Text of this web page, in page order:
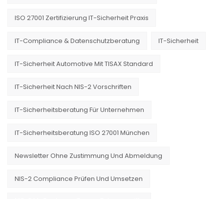
ISO 27001 Zertifizierung IT-Sicherheit Praxis
IT-Compliance & Datenschutzberatung IT-Sicherheit
IT-Sicherheit Automotive Mit TISAX Standard
IT-Sicherheit Nach NIS-2 Vorschriften
IT-Sicherheitsberatung Für Unternehmen
IT-Sicherheitsberatung ISO 27001 München
Newsletter Ohne Zustimmung Und Abmeldung
NIS-2 Compliance Prüfen Und Umsetzen